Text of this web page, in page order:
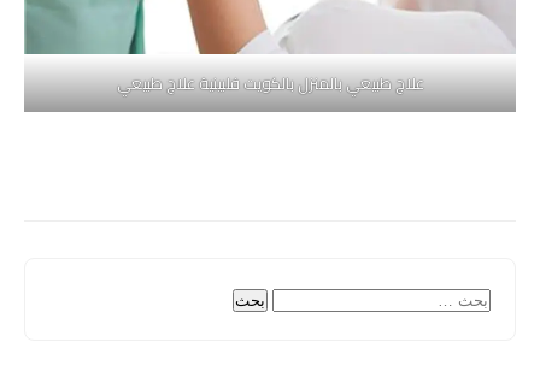
علاج طبيعي بالمنزل بالكويت فلبينية علاج طبيعي
البحث